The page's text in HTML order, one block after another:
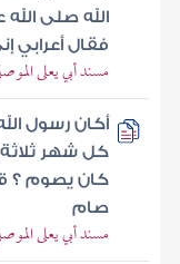
الله صلى الله
فقال أعرابي
مسند أبي يعلى
أكان رسول
كل شهر
كان يصوم ؟
صام
مسند أبي يعلى